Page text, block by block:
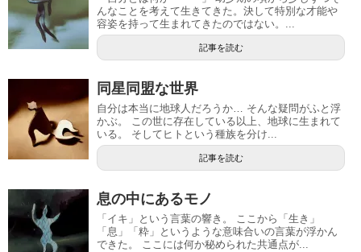
んなことを考えて生きてきた。決して特別な才能や
容姿を持って生まれてきたのではない。...
記事を読む
同星同盟な世界
自分は本当に地球人だろうか… そんな疑問がふと浮
かぶ。 この世に存在している以上、地球に生まれて
いる。 そしてヒトという種族を分け...
記事を読む
息の中にあるモノ
「イキ」という言葉の響き。 ここから「生き」
「息」「粋」というような意味合いの言葉が浮かん
できた。 ここには何か秘められた共通点が...